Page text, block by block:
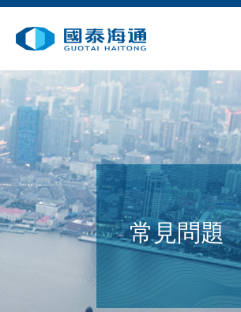
業務概覽
環境、社會及企業管治 國泰海通證券
常見問題